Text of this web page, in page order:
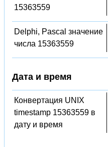
15363559
Delphi, Pascal значение
числа 15363559
Дата и время
Конвертация UNIX
timestamp 15363559 в
дату и время